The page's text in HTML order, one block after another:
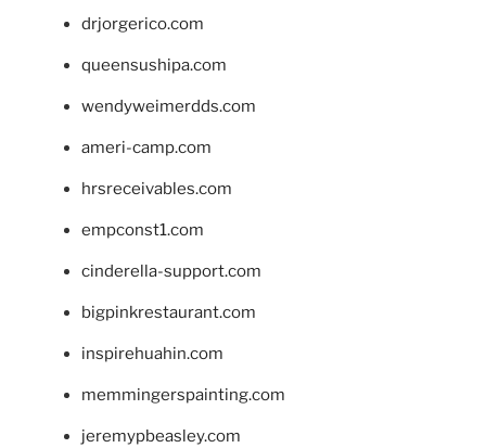
drjorgerico.com
queensushipa.com
wendyweimerdds.com
ameri-camp.com
hrsreceivables.com
empconst1.com
cinderella-support.com
bigpinkrestaurant.com
inspirehuahin.com
memmingerspainting.com
jeremypbeasley.com